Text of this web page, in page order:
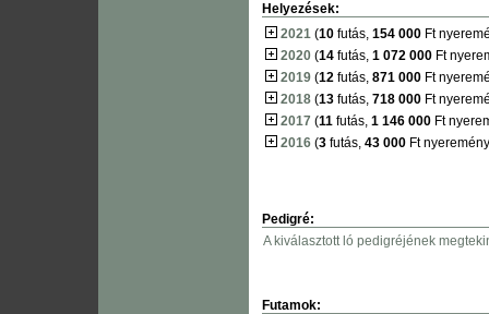
Helyezések:
2021 (10 futás, 154 000 Ft
2020 (14 futás, 1 072 000 Ft
2019 (12 futás, 871 000 Ft
2018 (13 futás, 718 000 Ft
2017 (11 futás, 1 146 000 Ft
2016 (3 futás, 43 000 Ft
Pedigré:
A kiválasztott ló pedigréjének
Futamok: